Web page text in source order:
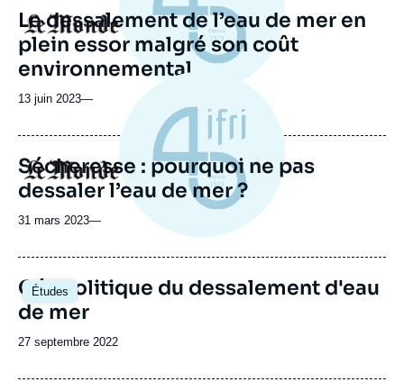
Logo
Le dessalement de l’eau de mer en
plein essor malgré son coût
environnemental
13 juin 2023—
Logo
Sécheresse : pourquoi ne pas
dessaler l’eau de mer ?
31 mars 2023—
Études
Image
principale
Géopolitique du dessalement d'eau
de mer
Date
publication
27 septembre 2022